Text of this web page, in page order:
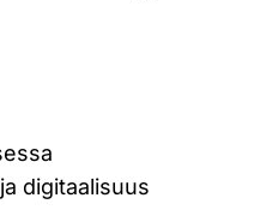
digitaalisuus